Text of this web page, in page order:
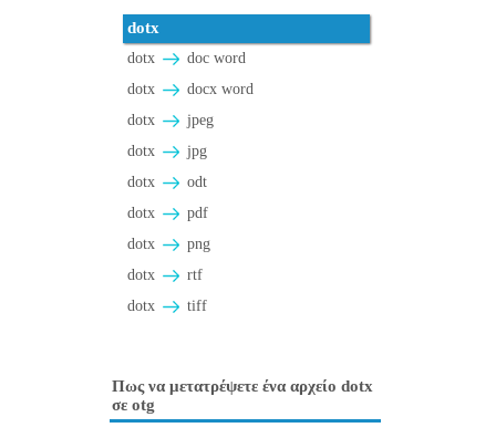
dotx
dotx
doc word
dotx
docx word
dotx
jpeg
dotx
jpg
dotx
odt
dotx
pdf
dotx
png
dotx
rtf
dotx
tiff
Πως να μετατρέψετε ένα αρχείο dotx
σε otg